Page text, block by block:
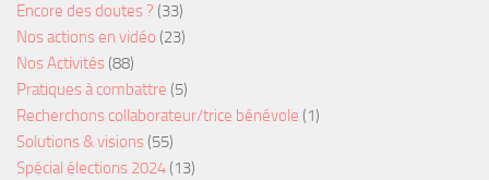
Encore des doutes ? (33)
Nos actions en vidéo (23)
Nos Activités (88)
Pratiques à combattre (5)
Recherchons collaborateur/trice bénévole (1)
Solutions & visions (55)
Spécial élections 2024 (13)